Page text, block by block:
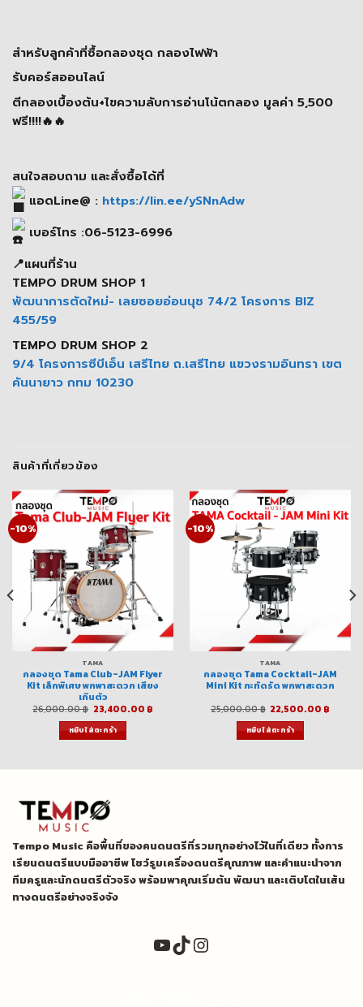
สำหรับลูกค้าที่ซื้อกลองชุด กลองไฟฟ้า
รับคอร์สออนไลน์
ตีกลองเบื้องต้น+ไขความลับการอ่านโน้ตกลอง มูลค่า 5,500
ฟรี!!!!🔥🔥
สนใจสอบถาม และสั่งซื้อได้ที่
แอดLine@ : https://lin.ee/ySNnAdw
เบอร์โทร :06-5123-6996
📍แผนที่ร้าน
TEMPO DRUM SHOP 1
พัฒนาการตัดใหม่- เลยซอยอ่อนนุช 74/2 โครงการ BIZ
455/59
TEMPO DRUM SHOP 2
9/4 โครงการซีบีเอ็น เสรีไทย ถ.เสรีไทย แขวงรามอินทรา เขต
คันนายาว กทม 10230
สินค้าที่เกี่ยวข้อง
-10%
TAMA
กลองชุด Tama Club-JAM Flyer
Kit เล็กพิเศษ พกพาสะดวก เสียง
เกินตัว
26,000.00฿ Original
price
was:
26,000.00 ฿.
23,400.00 ฿Current
หยิบใส่ตะกร้า
-10%
TAMA
กลองชุด Tama Cocktail-JAM
Mini Kit กะทัดรัด พกพาสะดวก
25,000.00฿ Original
price
was:
25,000.00 ฿.
22,500.00 ฿
หยิบใส่ตะกร้า
Tempo Music คือพื้นที่ของคนดนตรีที่รวมทุกอย่างไว้ในที่เดียว ทั้งการ
เรียนดนตรีแบบมืออาชีพ โชว์รูมเครื่องดนตรีคุณภาพ และคำแนะนำจาก
ทีมครูและนักดนตรีตัวจริง พร้อมพาคุณเริ่มต้น พัฒนา และเติบโตในเส้น
ทางดนตรีอย่างจริงจัง
YouTube
TikTok
Instagram